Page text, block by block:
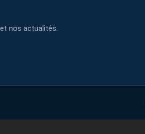
nos actualités.